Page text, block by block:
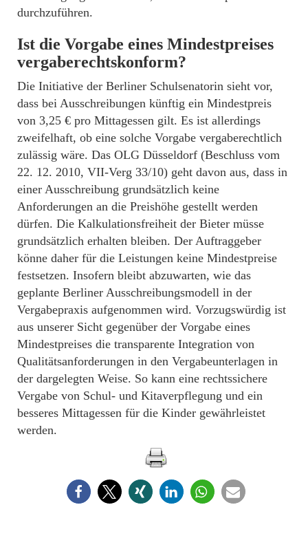
durchzuführen.
Ist die Vorgabe eines Mindestpreises
vergaberechtskonform?
Die Initiative der Berliner Schulsenatorin sieht vor,
dass bei Ausschreibungen künftig ein Mindestpreis
von 3,25 € pro Mittagessen gilt. Es ist allerdings
zweifelhaft, ob eine solche Vorgabe vergaberechtlich
zulässig wäre. Das OLG Düsseldorf (Beschluss vom
22. 12. 2010, VII-Verg 33/10) geht davon aus, dass in
einer Ausschreibung grundsätzlich keine
Anforderungen an die Preishöhe gestellt werden
dürfen. Die Kalkulationsfreiheit der Bieter müsse
grundsätzlich erhalten bleiben. Der Auftraggeber
könne daher für die Leistungen keine Mindestpreise
festsetzen. Insofern bleibt abzuwarten, wie das
geplante Berliner Ausschreibungsmodell in der
Vergabepraxis aufgenommen wird. Vorzugswürdig ist
aus unserer Sicht gegenüber der Vorgabe eines
Mindestpreises die transparente Integration von
Qualitätsanforderungen in den Vergabeunterlagen in
der dargelegten Weise. So kann eine rechtssichere
Vergabe von Schul- und Kitaverpflegung und ein
besseres Mittagessen für die Kinder gewährleistet
werden.